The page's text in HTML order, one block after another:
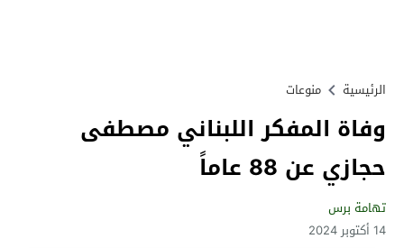
الرئيسية منوعات
وفاة المفكر اللبناني مصطفى
حجازي عن 88 عاماً
تهامة برس
14 أكتوبر 2024